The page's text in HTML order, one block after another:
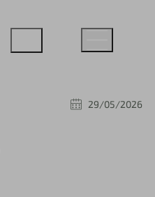
29/05/2026